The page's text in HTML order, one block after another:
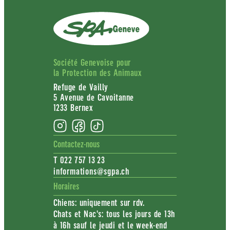
Société Genevoise pour
la Protection des Animaux
Refuge de Vailly
5 Avenue de Cavoitanne
1233 Bernex
Contactez-nous
T 022 757 13 23
informations@sgpa.ch
Horaires
Chiens: uniquement sur rdv.
Chats et Nac's: tous les jours de 13h
à 16h sauf le jeudi et le week-end